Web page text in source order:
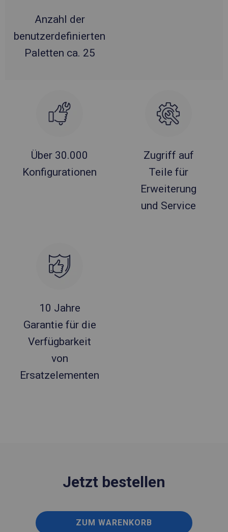
Anzahl der
benutzerdefinierten
Paletten ca. 25
Über 30.000
Konfigurationen
Zugriff auf
Teile für
Erweiterung
und Service
10 Jahre
Garantie für die
Verfügbarkeit
von
Ersatzelementen
Jetzt bestellen
ZUM WARENKORB